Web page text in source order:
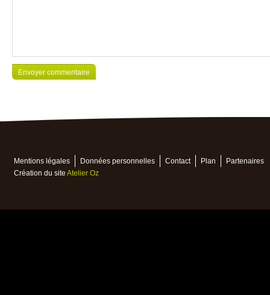
Mentions légales Données personnelles Contact Plan
Partenaires
Création du site Atelier Oz